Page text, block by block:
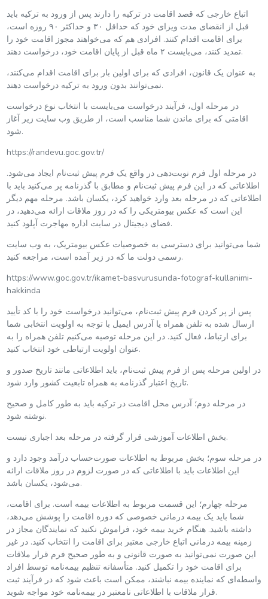
اتباع خارجی که قصد اقامت در ترکیه را دارند پس از ورود به ترکیه باید
قبل از انقضای مدت ویزای خود که حداقل ۳۰ و حداکثر ۹۰ روزه است،
برای اقامت اقدام کنند. افرادی هم که می‌خواهند مجوز اقامت خود را
تمدید کنند، می‌بایست ۲ ماه قبل از پایان اقامت خود، درخواست دهند.
به عنوان یک قانون، افرادی که برای اولین بار برای اقامت اقدام می‌کنند،
نمی‌توانند بدون ورود به ترکیه درخواست دهند.
در مرحله اول، فرآیند درخواست می‌بایست با انتخاب نوع درخواست
اقامتی که برای ماندن شما مناسب است، از طریق وب سایت زیر آغاز
شود.
https://randevu.goc.gov.tr/
در مرحله اول فرم نوبت‌دهی در واقع یک فرم پیش ثبت‌نام ایجاد می‌شود.
اطلاعاتی که در این فرم پیش ثبت‌نام و مطابق با گذرنامه پر می‌کنید باید با
اطلاعاتی که در مرحله بعد وارد خواهید کرد، یکسان باشد. مرحله مهم دیگر
این است که عکس بیومتریکی را که در روز ملاقات ارائه می‌دهید، در
فضای دیجیتال در سایت اداره مهاجرت آپلود کنید.
شما می‌توانید برای دسترسی به خصوصیات عکس بیومتریک، به وب سایت
رسمی دولت ما که در زیر آمده است، مراجعه کنید.
https://www.goc.gov.tr/ikamet-basvurusunda-fotograf-kullanimi-
hakkinda
پس از پر کردن فرم پیش ثبت‌نام، می‌توانید درخواست خود را با کد تأیید
ارسال شده به تلفن همراه یا آدرس ایمیل با توجه به اولویت انتخابی شما
برای ارتباط، فعال کنید. در این مرحله توصیه می‌کنیم تلفن همراه را به
عنوان اولویت ارتباطی خود انتخاب کنید.
در اولین مرحله پس از فرم پیش ثبت‌نام، باید اطلاعاتی مانند تاریخ صدور و
تاریخ اعتبار گذرنامه به همراه تابعیت کشور وارد شود.
در مرحله دوم؛ آدرس محل اقامت در ترکیه باید به طور کامل و صحیح
نوشته شود.
بخش اطلاعات آموزشی قرار گرفته در مرحله بعد اجباری نیست.
در مرحله سوم؛ بخش مربوط به اطلاعات صورت‌حساب درآمد وجود دارد و
این اطلاعات باید با اطلاعاتی که در صورت لزوم در روز ملاقات ارائه
می‌شود، یکسان باشد.
مرحله چهارم؛ این قسمت مربوط به اطلاعات بیمه است. برای اقامت،
شما باید یک بیمه درمانی خصوصی که دوره اقامت را پوشش می‌دهد،
داشته باشید. هنگام خرید بیمه خود، فراموش نکنید که نمایندگان مجاز در
زمینه بیمه درمانی اتباع خارجی معتبر برای اقامت را انتخاب کنید. در غیر
این صورت نمی‌توانید به صورت قانونی و به طور صحیح فرم قرار ملاقات
برای اقامت خود را تکمیل کنید. متأسفانه تنظیم بیمه‌نامه توسط افراد
واسطه‌ای که نماینده بیمه نباشند، ممکن است باعث شود که در فرآیند ثبت
قرار ملاقات با اطلاعاتی نامعتبر در بیمه‌نامه خود مواجه شوید.